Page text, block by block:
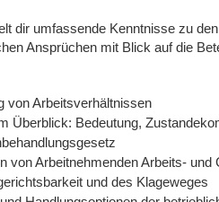
dir umfassende Kenntnisse zu
Ansprüchen mit Blick auf die
von Arbeitsverhältnissen
Überblick: Bedeutung,
von Arbeitnehmenden Arbeits-
und des Klageweges